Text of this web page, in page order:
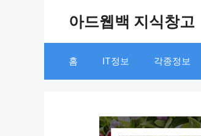
아드웹백 지식창고
홈 IT정보 각종정보